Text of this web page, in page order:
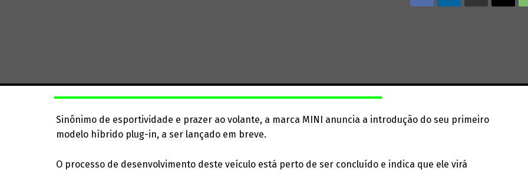
Sinônimo de esportividade e prazer ao volante, a marca MINI anuncia a introdução do seu primeiro
modelo híbrido plug-in, a ser lançado em breve.
O processo de desenvolvimento deste veículo está perto de ser concluído e indica que ele virá